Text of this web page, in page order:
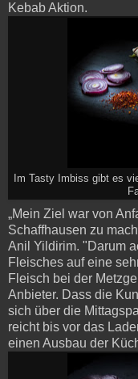
Kebab Aktion.
Im Tasty Imbiss gibt es
„Mein Ziel war von
Schaffhausen zu
Anil Yildirim. "Darum
Fleisches auf eine
Fleisch bei der
Anbieter. Dass die
sich über die
reicht bis vor das
einen Ausbau der